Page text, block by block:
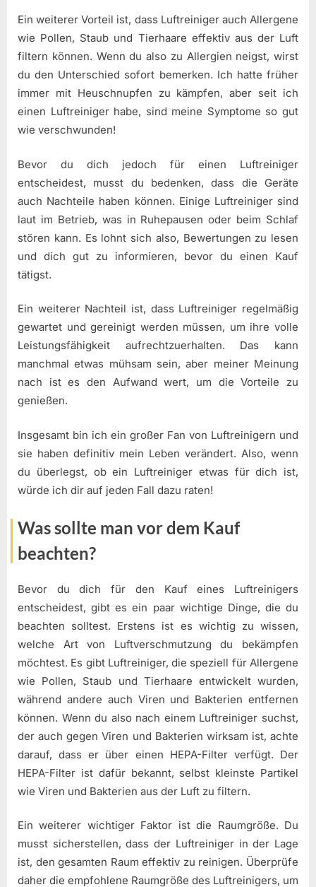
Ein weiterer Vorteil ist, dass Luftreiniger auch Allergene
wie Pollen, Staub und Tierhaare effektiv aus der Luft
filtern können. Wenn du also zu Allergien neigst, wirst
du den Unterschied sofort bemerken. Ich hatte früher
immer mit Heuschnupfen zu kämpfen, aber seit ich
einen Luftreiniger habe, sind meine Symptome so gut
wie verschwunden!
Bevor du dich jedoch für einen Luftreiniger
entscheidest, musst du bedenken, dass die Geräte
auch Nachteile haben können. Einige Luftreiniger sind
laut im Betrieb, was in Ruhepausen oder beim Schlaf
stören kann. Es lohnt sich also, Bewertungen zu lesen
und dich gut zu informieren, bevor du einen Kauf
tätigst.
Ein weiterer Nachteil ist, dass Luftreiniger regelmäßig
gewartet und gereinigt werden müssen, um ihre volle
Leistungsfähigkeit aufrechtzuerhalten. Das kann
manchmal etwas mühsam sein, aber meiner Meinung
nach ist es den Aufwand wert, um die Vorteile zu
genießen.
Insgesamt bin ich ein großer Fan von Luftreinigern und
sie haben definitiv mein Leben verändert. Also, wenn
du überlegst, ob ein Luftreiniger etwas für dich ist,
würde ich dir auf jeden Fall dazu raten!
Was sollte man vor dem Kauf
beachten?
Bevor du dich für den Kauf eines Luftreinigers
entscheidest, gibt es ein paar wichtige Dinge, die du
beachten solltest. Erstens ist es wichtig zu wissen,
welche Art von Luftverschmutzung du bekämpfen
möchtest. Es gibt Luftreiniger, die speziell für Allergene
wie Pollen, Staub und Tierhaare entwickelt wurden,
während andere auch Viren und Bakterien entfernen
können. Wenn du also nach einem Luftreiniger suchst,
der auch gegen Viren und Bakterien wirksam ist, achte
darauf, dass er über einen HEPA-Filter verfügt. Der
HEPA-Filter ist dafür bekannt, selbst kleinste Partikel
wie Viren und Bakterien aus der Luft zu filtern.
Ein weiterer wichtiger Faktor ist die Raumgröße. Du
musst sicherstellen, dass der Luftreiniger in der Lage
ist, den gesamten Raum effektiv zu reinigen. Überprüfe
daher die empfohlene Raumgröße des Luftreinigers, um